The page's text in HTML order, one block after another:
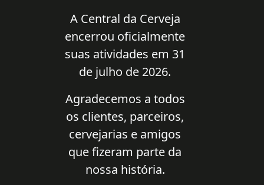
A Central da Cerveja
encerrou oficialmente
suas atividades em 31
de julho de 2026.
Agradecemos a todos
os clientes, parceiros,
cervejarias e amigos
que fizeram parte da
nossa história.